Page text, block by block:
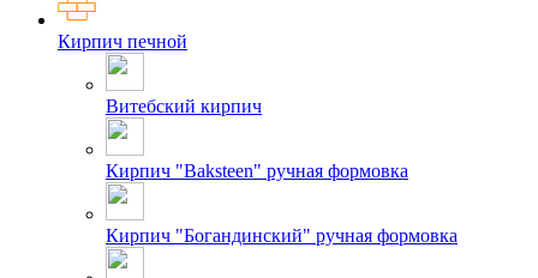
Кирпич печной
Витебский кирпич
Кирпич "Baksteen" ручная формовка
Кирпич "Богандинский" ручная формовка